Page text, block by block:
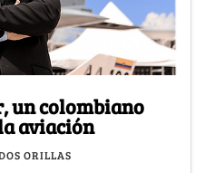
un colombiano
aviación
ORILLAS